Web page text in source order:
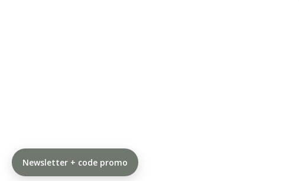
Newsletter + code promo